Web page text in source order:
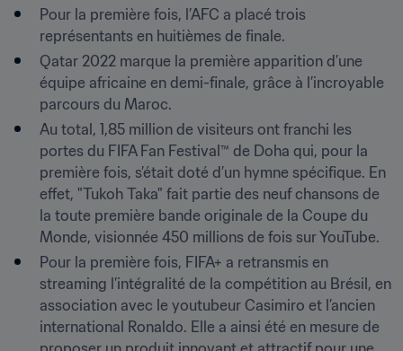
Pour la première fois, l’AFC a placé trois
représentants en huitièmes de finale.
Qatar 2022 marque la première apparition d’une
équipe africaine en demi-finale, grâce à l’incroyable
parcours du Maroc.
Au total, 1,85 million de visiteurs ont franchi les
portes du FIFA Fan Festival™ de Doha qui, pour la
première fois, s’était doté d’un hymne spécifique. En
effet, "Tukoh Taka" fait partie des neuf chansons de
la toute première bande originale de la Coupe du
Monde, visionnée 450 millions de fois sur YouTube.
Pour la première fois, FIFA+ a retransmis en
streaming l’intégralité de la compétition au Brésil, en
association avec le youtubeur Casimiro et l’ancien
international Ronaldo. Elle a ainsi été en mesure de